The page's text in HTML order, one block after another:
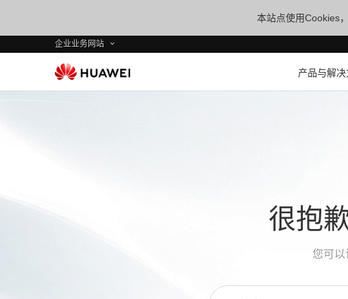
本站点使用Cookies
企业业务网站
产品与解决
很抱
您可以